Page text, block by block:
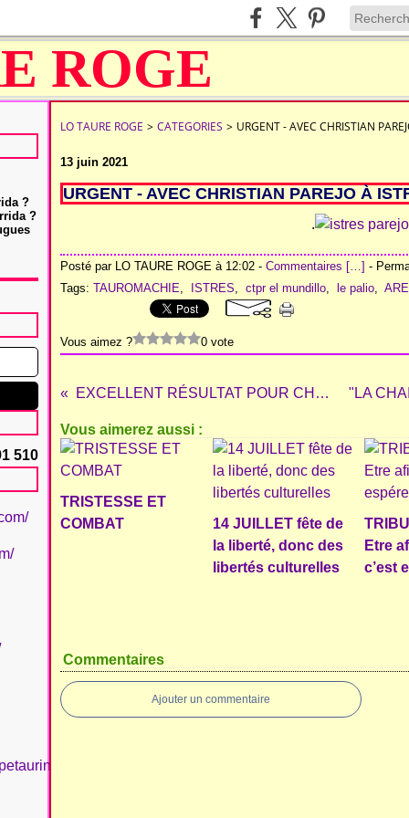
?
?
510
LO TAURE ROGE > CATEGORIES > URGENT - AVEC CHRISTIAN
13 juin 2021
URGENT - AVEC CHRISTIAN PAREJO À
.
Posté par LO TAURE ROGE à 12:02 - Commentaires […] -
Tags: TAUROMACHIE, ISTRES, ctpr el mundillo, le palio,
Vous aimez ? 0 vote
EXCELLENT RÉSULTAT POUR CHRISTIAN PAREJO À CAZORLA
Vous aimerez aussi :
TRISTESSE ET
COMBAT
14 JUILLET fête de
la liberté, donc des
libertés culturelles
Etre
c’est
Commentaires
Ajouter un commentaire